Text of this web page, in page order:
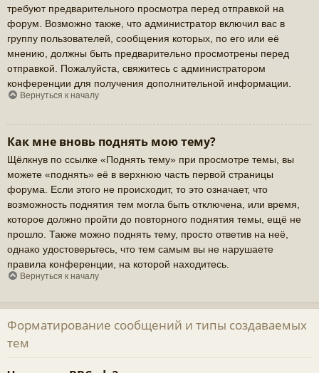
требуют предварительного просмотра перед отправкой на
форум. Возможно также, что администратор включил вас в
группу пользователей, сообщения которых, по его или её
мнению, должны быть предварительно просмотрены перед
отправкой. Пожалуйста, свяжитесь с администратором
конференции для получения дополнительной информации.
Вернуться к началу
Как мне вновь поднять мою тему?
Щёлкнув по ссылке «Поднять тему» при просмотре темы, вы
можете «поднять» её в верхнюю часть первой страницы
форума. Если этого не происходит, то это означает, что
возможность поднятия тем могла быть отключена, или время,
которое должно пройти до повторного поднятия темы, ещё не
прошло. Также можно поднять тему, просто ответив на неё,
однако удостоверьтесь, что тем самым вы не нарушаете
правила конференции, на которой находитесь.
Вернуться к началу
Форматирование сообщений и типы создаваемых
тем